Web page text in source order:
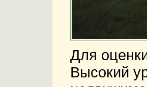
Для
Высокий